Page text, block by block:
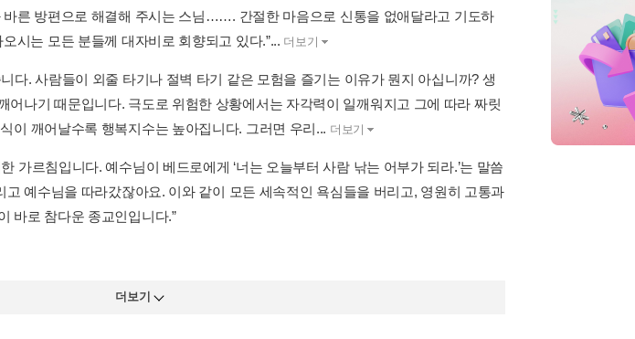
바른 방편으로 해결해 주시는 스님……. 간절한 마음으로 신통을 없애달라고 기도하
시는 모든 분들께 대자비로 회향되고 있다.”... 더보기
다. 사람들이 외줄 타기나 절벽 타기 같은 모험을 즐기는 이유가 뭔지 아십니까? 생
어나기 때문입니다. 극도로 위험한 상황에서는 자각력이 일깨워지고 그에 따라 짜릿
이 깨어날수록 행복지수는 높아집니다. 그러면 우리... 더보기
가르침입니다. 예수님이 베드로에게 ‘너는 오늘부터 사람 낚는 어부가 되라.’는 말씀
고 예수님을 따라갔잖아요. 이와 같이 모든 세속적인 욕심들을 버리고, 영원히 고통과
바로 참다운 종교인입니다.”
더보기